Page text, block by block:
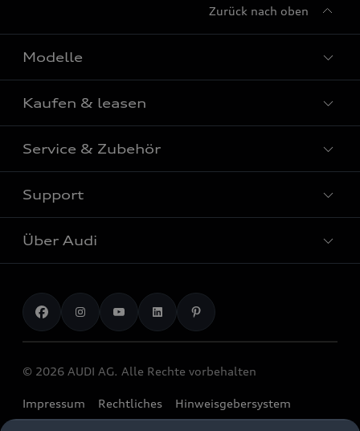
Zurück nach oben
Modelle
Alle Modelle
Modelle vergleichen
Elektromodelle
Plug-in-Hybride
Kaufen & leasen
Neuwagensuche
Gebrauchtwagensuche
Gebrauchtwagen
Geschäftskunden
Service & Zubehör
Saisonale Angebote
Audi Services
Garantie
Audi digital services
myAudi
Support
Kundenservice
Audi Code
Häufige Fragen (FAQ)
Audi Online Beratung
Online-Terminvereinbarung
Über Audi
Unternehmen
Karriere
Datenschutz
© 2026 AUDI AG. Alle Rechte vorbehalten
Impressum Rechtliches
Hinweisgebersystem